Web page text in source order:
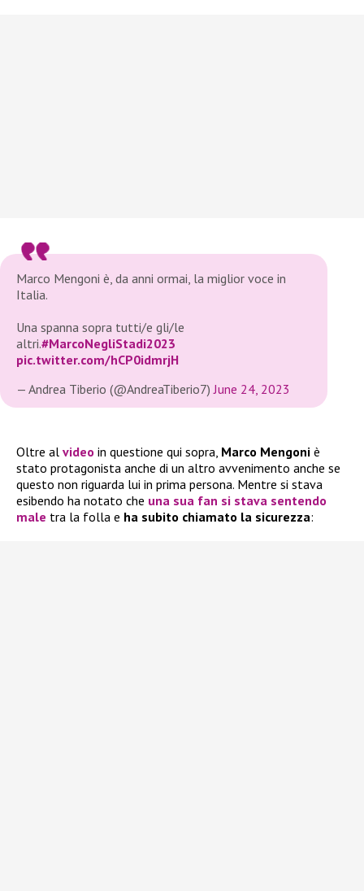
Marco Mengoni è, da anni ormai, la miglior voce in
Italia.
Una spanna sopra tutti/e gli/le
altri.#MarcoNegliStadi2023
pic.twitter.com/hCP0idmrjH
— Andrea Tiberio (@AndreaTiberio7)June 24, 2023
Oltre al video in questione qui sopra, Marco Mengoni è
stato protagonista anche di un altro avvenimento anche se
questo non riguarda lui in prima persona. Mentre si stava
esibendo ha notato che una sua fan si stava sentendo
male tra la folla e ha subito chiamato la sicurezza: